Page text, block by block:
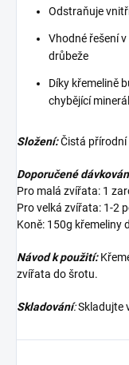
Odstraňuje
Vhodné řešení
drůbeže
Díky křemelině
chybějící
Složení:Čistá přírodní
Doporučené
Pro malá zvířata: 1
Pro velká zvířata: 1-2
Koně: 150g křemeliny
Návod k použití:
zvířata do šrotu.
Skladování:Skladujte